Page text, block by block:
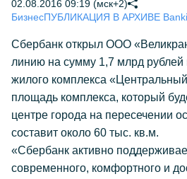
02.08.2016 09:19 (мск+2)
БизнесПУБЛИКАЦИЯ В АРХИВЕ
Сбербанк открыл ООО
линию на сумму 1,7 млрд рублей
жилого комплекса
площадь комплекса, который
центре города на пересечении
составит около 60 тыс. кв.м.
«Сбербанк активно
современного, комфортного и